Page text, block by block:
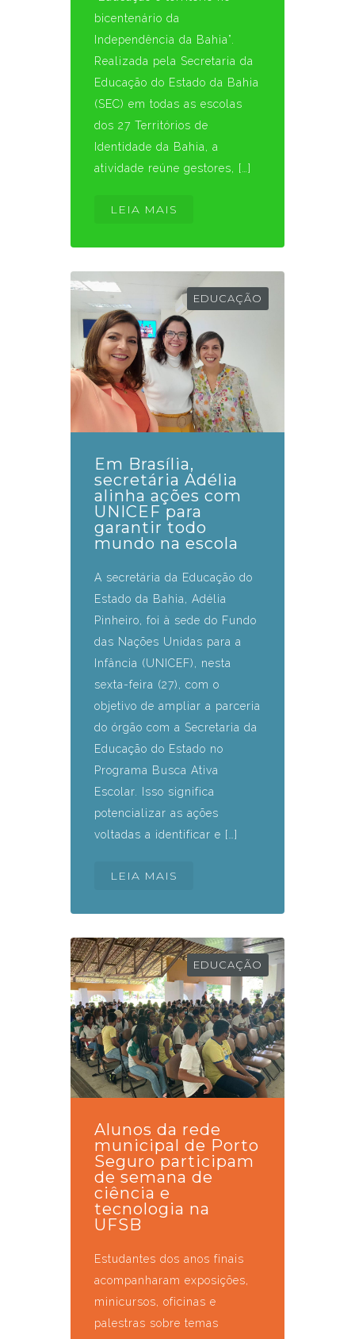
bicentenário da
Independência da Bahia”.
Realizada pela Secretaria da
Educação do Estado da Bahia
(SEC) em todas as escolas
dos 27 Territórios de
Identidade da Bahia, a
atividade reúne gestores, […]
LEIA MAIS
EDUCAÇÃO
Em Brasília,
secretária Adélia
alinha ações com
UNICEF para
garantir todo
mundo na escola
A secretária da Educação do
Estado da Bahia, Adélia
Pinheiro, foi à sede do Fundo
das Nações Unidas para a
Infância (UNICEF), nesta
sexta-feira (27), com o
objetivo de ampliar a parceria
do órgão com a Secretaria da
Educação do Estado no
Programa Busca Ativa
Escolar. Isso significa
potencializar as ações
voltadas a identificar e […]
LEIA MAIS
EDUCAÇÃO
Alunos da rede
municipal de Porto
Seguro participam
de semana de
ciência e
tecnologia na
UFSB
Estudantes dos anos finais
acompanharam exposições,
minicursos, oficinas e
palestras sobre temas